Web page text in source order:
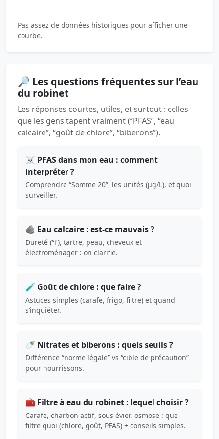
Pas assez de données historiques pour afficher une
courbe.
🔎 Les questions fréquentes sur l’eau
du robinet
Les réponses courtes, utiles, et surtout : celles
que les gens tapent vraiment (“PFAS”, “eau
calcaire”, “goût de chlore”, “biberons”).
☠️ PFAS dans mon eau : comment
interpréter ?
Comprendre “Somme 20”, les unités (µg/L), et quoi
surveiller.
🪨 Eau calcaire : est-ce mauvais ?
Dureté (°f), tartre, peau, cheveux et
électroménager : on clarifie.
🧪 Goût de chlore : que faire ?
Astuces simples (carafe, frigo, filtre) et quand
s’inquiéter.
🍼 Nitrates et biberons : quels seuils ?
Différence “norme légale” vs “cible de précaution”
pour nourrissons.
🧰 Filtre à eau du robinet : lequel choisir ?
Carafe, charbon actif, sous évier, osmose : que
filtre quoi (chlore, goût, PFAS) + conseils simples.